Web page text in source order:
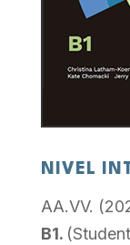
NIVEL
AA.VV.
B1.